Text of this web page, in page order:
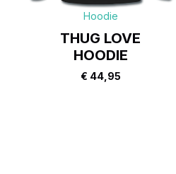
Hoodie
THUG LOVE
HOODIE
€ 44,95